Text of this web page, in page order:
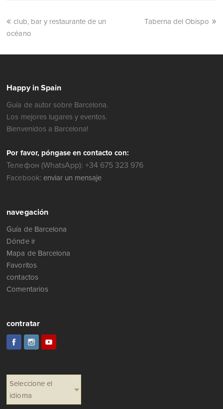
club, bar y restaurante de un
océano
Taberna del Obispo
Happy in Spain
Guía de autor sobre Barcelona.
Los mejores lugares y eventos.
Bienvenidos a Barcelona!
Por favor, póngase en contacto con:
Телефон (WhatsApp): +34 675 323 976
Facebook: enviar un mensaje
navegación
Guía de Barcelona
Dónde ir
Mapa de Barcelona
Favoritos
contactos
Comentarios
contratar
Seleccione el
idioma